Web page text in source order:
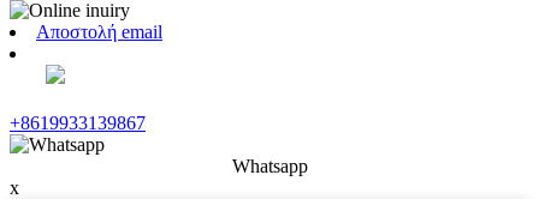
Αποστολή email
+8619933139867
Whatsapp
x